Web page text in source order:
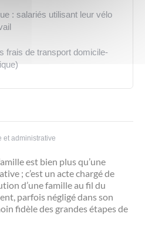
: salariés utilisant leur vélo
frais de transport domicile-
et administrative
est bien plus qu’une
; c’est un acte chargé de
d’une famille au fil du
parfois négligé dans son
fidèle des grandes étapes de